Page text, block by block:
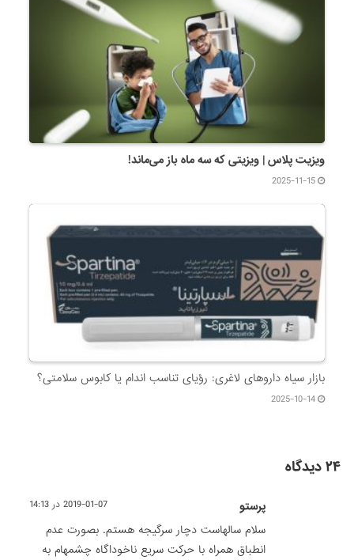
ویزیت پلاس | ویزیتی که سه ماه باز می‌ماند!
2025-11-15
بازار سیاه داروهای لاغری: رؤیای تناسب اندام یا کابوس سلامتی؟
2025-10-14
۲۴ دیدگاه
پرستو 2019-01-07 در 14:13
سلام سالهاست دچار سرگیجه هستم. بصورت عدم
انطباق همراه با حرکت سریع ناخوداگاه چشمهام به